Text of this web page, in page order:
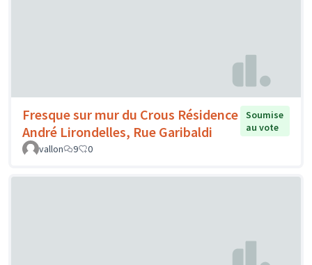
Fresque sur mur du Crous Résidence
André Lirondelles, Rue Garibaldi
Soumise
au vote
vallon
9 0